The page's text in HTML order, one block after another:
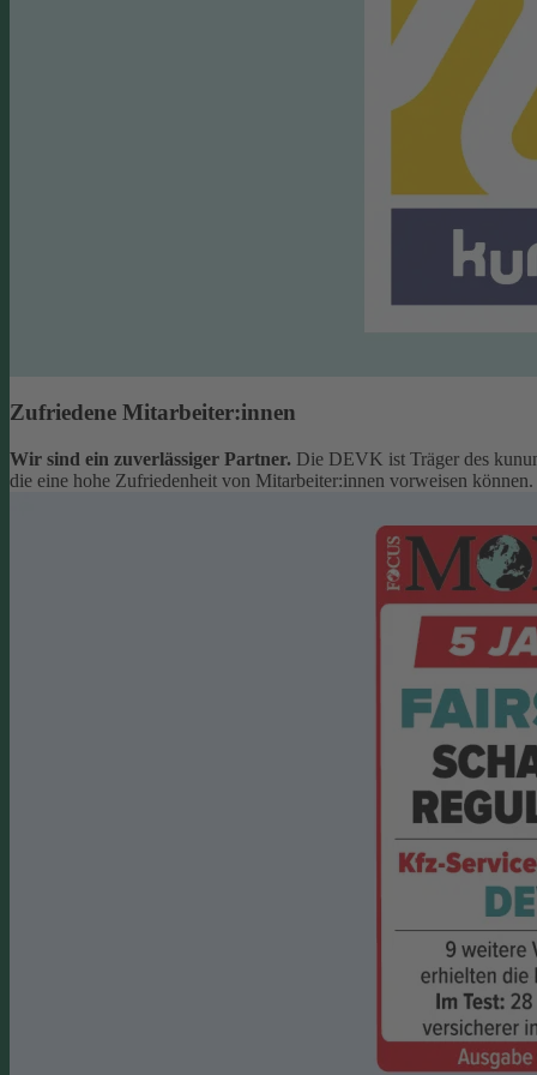
Zufriedene Mitarbeiter:innen
Wir sind ein zuverlässiger Partner. Die DEVK ist Träger des
die eine hohe Zufriedenheit von Mitarbeiter:innen vorweisen können.